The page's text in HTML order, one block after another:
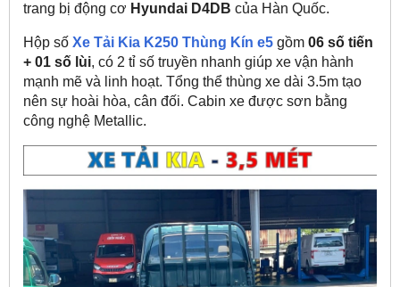
trang bị động cơ Hyundai D4DB của Hàn Quốc.
Hộp số Xe Tải Kia K250 Thùng Kín e5 gồm 06 số tiến
+ 01 số lùi, có 2 tỉ số truyền nhanh giúp xe vận hành
mạnh mẽ và linh hoạt. Tổng thể thùng xe dài 3.5m tạo
nên sự hoài hòa, cân đối. Cabin xe được sơn bằng
công nghệ Metallic.